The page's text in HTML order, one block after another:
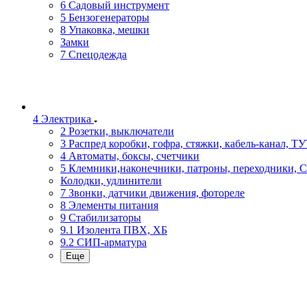
6 Садовый инструмент
5 Бензогенераторы
8 Упаковка, мешки
Замки
7 Спецодежда
4 Электрика
2 Розетки, выключатели
3 Распред коробки, гофра, стяжки, кабель-канал,
4 Автоматы, боксы, счетчики
5 Клемники,наконечники, патроны, переходники,
Колодки, удлинители
7 Звонки, датчики движения, фотореле
8 Элементы питания
9 Стабилизаторы
9.1 Изолента ПВХ, ХБ
9.2 СИП-арматура
Еще